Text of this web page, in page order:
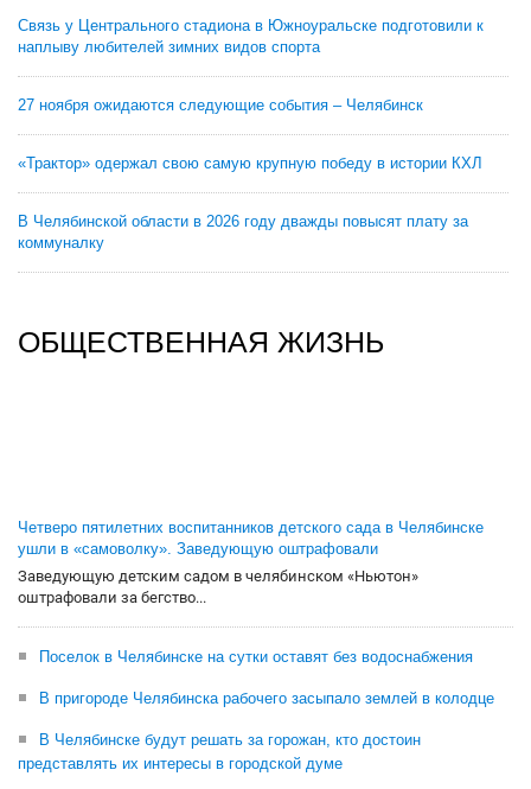
Связь у Центрального стадиона в Южноуральске подготовили к
наплыву любителей зимних видов спорта
27 ноября ожидаются следующие события – Челябинск
«Трактор» одержал свою самую крупную победу в истории КХЛ
В Челябинской области в 2026 году дважды повысят плату за
коммуналку
ОБЩЕСТВЕННАЯ ЖИЗНЬ
Четверо пятилетних воспитанников детского сада в Челябинске
ушли в «самоволку». Заведующую оштрафовали
Заведующую детским садом в челябинском «Ньютон»
оштрафовали за бегство...
Поселок в Челябинске на сутки оставят без водоснабжения
В пригороде Челябинска рабочего засыпало землей в колодце
В Челябинске будут решать за горожан, кто достоин
представлять их интересы в городской думе